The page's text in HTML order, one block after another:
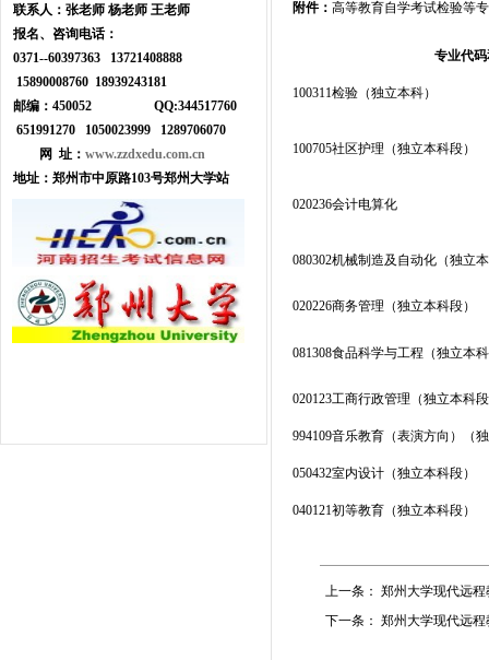
联系人： 张老师 杨老师 王老师
报名、咨询电话：
0371--60397363 13721408888
15890008760 18939243181
邮编：450052 QQ:344517760
651991270 1050023999
1289706070
网 址： www.zzdxedu.com.cn
地址： 郑州市中原路103号郑州大学站
附件： 高等教育自学考试检验等
专业代
100311检验（独立本科）
100705社区护理（独立本科段）
020236会计电算化
080302机械制造及自动化（独立
020226商务管理（独立本科段）
081308食品科学与工程（独立本
020123工商行政管理（独立本科
994109音乐教育（表演方向）（
050432室内设计（独立本科段）
040121初等教育（独立本科段）
上一条： 郑州大学现代远
下一条： 郑州大学现代远